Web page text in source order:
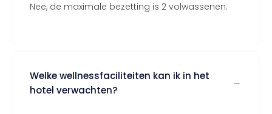
Nee, de maximale bezetting is 2 volwassenen.
Welke wellnessfaciliteiten kan ik in het
hotel verwachten?